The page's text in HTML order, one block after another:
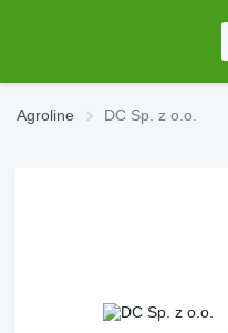
Agroline DC Sp. z o.o.